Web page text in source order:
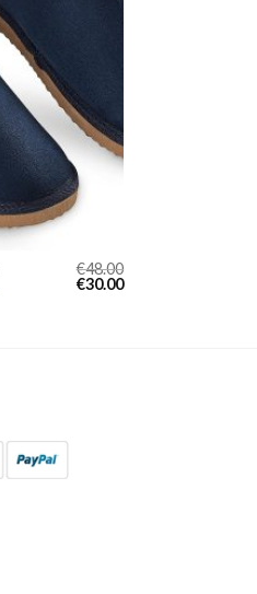
€48.00
€30.00